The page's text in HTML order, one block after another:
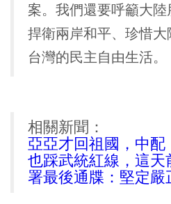
案。我們還要呼籲大
捍衛兩岸和平、珍惜
台灣的民主自由生活。
相關新聞：
亞亞才回祖國，中配
也踩武統紅線，這天
署最後通牒：堅定嚴